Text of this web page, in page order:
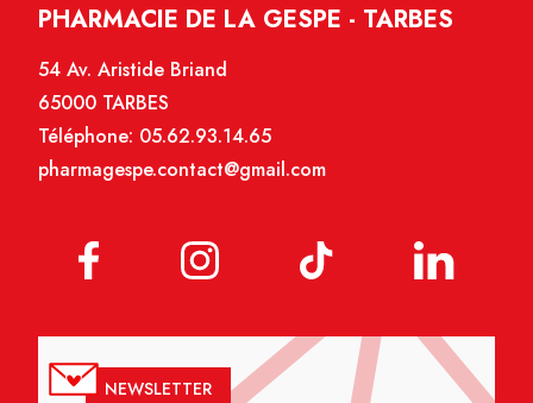
PHARMACIE DE LA GESPE - TARBES
54 Av. Aristide Briand
65000 TARBES
Téléphone: 05.62.93.14.65
pharmagespe.contact@gmail.com
NEWSLETTER